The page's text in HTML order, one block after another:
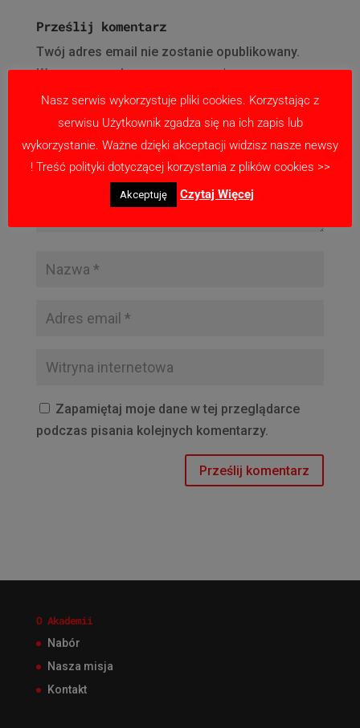
Prześlij komentarz
Twój adres email nie zostanie opublikowany.
Wymagane pola są oznaczone*
Zapamiętaj moje dane w tej przeglądarce
podczas pisania kolejnych komentarzy.
O Akademii
Nabór
Nasza misja
Kontakt
Nasz serwis wykorzystuje pliki cookies. Korzystając z
serwisu Użytkownik zgadza się na ich zapis lub
wykorzystanie. Ważne dzięki akceptacji widzisz nasze newsy
! Treść polityki dotyczącej korzystania z plików cookies >>
Akceptuję Czytaj Więcej